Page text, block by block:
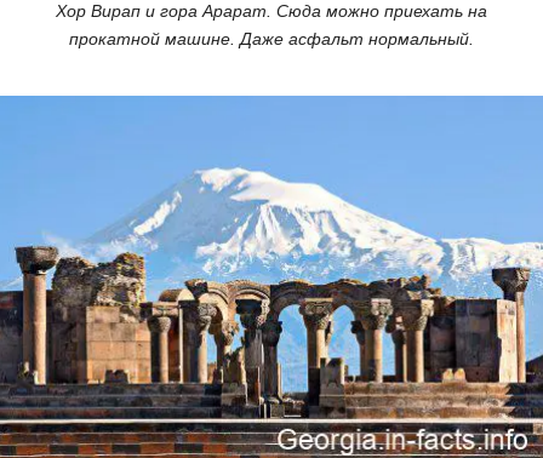
Хор Вирап и гора Арарат. Сюда можно приехать на
прокатной машине. Даже асфальт нормальный.